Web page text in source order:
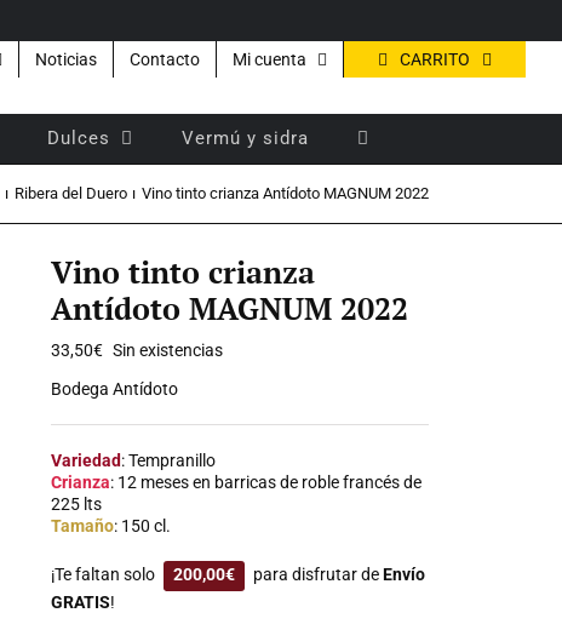
Noticias Contacto Mi cuenta CARRITO
Dulces Vermú y sidra
Ribera del Duero Vino tinto crianza Antídoto MAGNUM 2022
Vino tinto crianza
Antídoto MAGNUM 2022
33,50€ Sin existencias
Bodega Antídoto
Variedad: Tempranillo
Crianza: 12 meses en barricas de roble francés de
225 lts
Tamaño: 150 cl.
¡Te faltan solo 200,00€ para disfrutar deEnvío
GRATIS!